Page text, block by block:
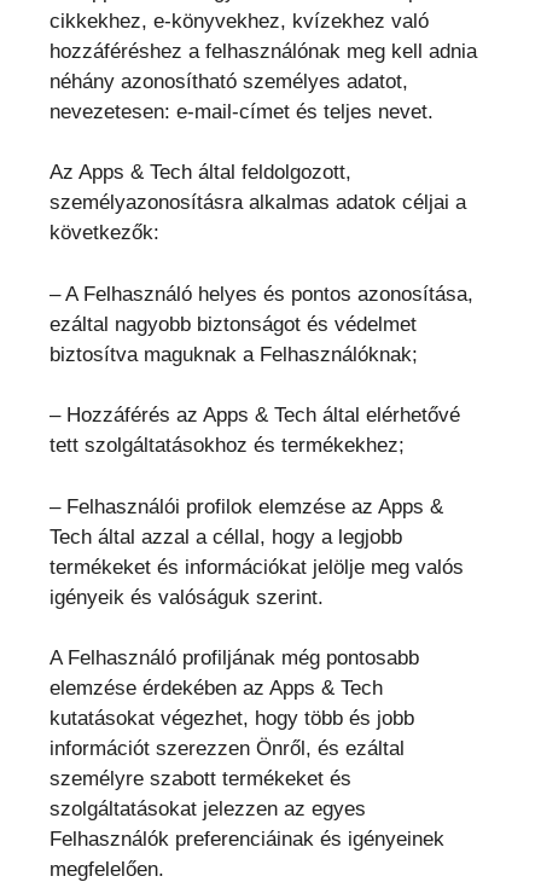
cikkekhez, e-könyvekhez, kvízekhez való
hozzáféréshez a felhasználónak meg kell adnia
néhány azonosítható személyes adatot,
nevezetesen: e-mail-címet és teljes nevet.
Az Apps & Tech által feldolgozott,
személyazonosításra alkalmas adatok céljai a
következők:
– A Felhasználó helyes és pontos azonosítása,
ezáltal nagyobb biztonságot és védelmet
biztosítva maguknak a Felhasználóknak;
– Hozzáférés az Apps & Tech által elérhetővé
tett szolgáltatásokhoz és termékekhez;
– Felhasználói profilok elemzése az Apps &
Tech által azzal a céllal, hogy a legjobb
termékeket és információkat jelölje meg valós
igényeik és valóságuk szerint.
A Felhasználó profiljának még pontosabb
elemzése érdekében az Apps & Tech
kutatásokat végezhet, hogy több és jobb
információt szerezzen Önről, és ezáltal
személyre szabott termékeket és
szolgáltatásokat jelezzen az egyes
Felhasználók preferenciáinak és igényeinek
megfelelően.